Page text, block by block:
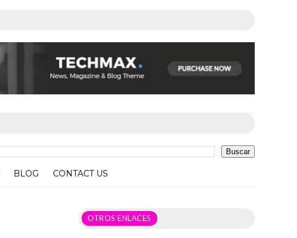
BLOG CONTACT US
OTROS ENLACES